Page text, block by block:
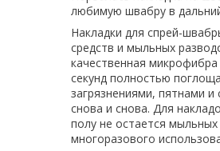
любимую швабру в
Накладки для спрей-
средств и мыльных
качественная
секунд полностью
загрязнениями, пятнами
снова и снова. Для
полу не остается
многоразового